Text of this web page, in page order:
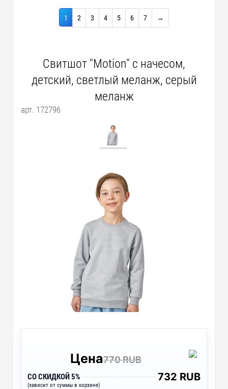
1 2 3 4 5 6 7 →
Свитшот "Motion" с начесом,
детский, светлый меланж, серый
меланж
арт. 172796
Цена770 RUB
СО СКИДКОЙ 5%
(зависит от суммы в корзине)
732 RUB